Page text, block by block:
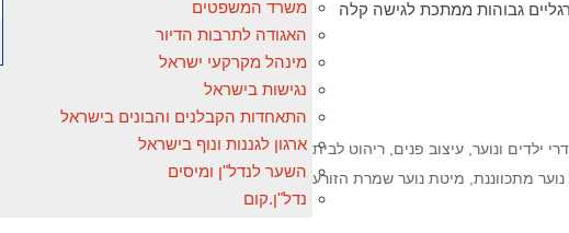
בקשיחות בינונית המותאם לנוער מיטה ארוכה במיוחד 200 ס"מ רגליים גבוהות ממתכת לגישה קלה
ילדים ונוער עיצוב פנים ריהוט לבית
מתכווננת מיטת נוער שמרת הזורע
משרד המשפטים
האגודה לתרבות הדיור
מינהל מקרקעי ישראל
נגישות בישראל
התאחדות הקבלנים והבונים בישראל
ארגון לגננות ונוף בישראל
השער לנדל"ן ומיסים
נדל"ן.קום